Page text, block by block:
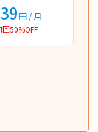
円/ 月
回50%OFF